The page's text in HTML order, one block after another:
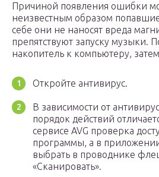
Причиной появления ошибки
неизвестным образом
себе они не наносят вреда
препятствуют запуску музыки.
накопитель к компьютеру,
Откройте антивирус.
В зависимости от
порядок действий
сервисе AVG проверка
программы, а в
выбрать в проводнике
«Сканировать».